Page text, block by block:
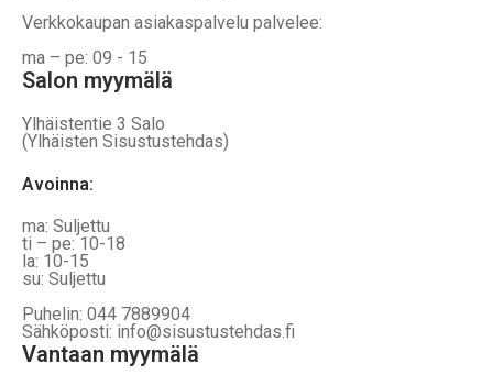
Verkkokaupan asiakaspalvelu palvelee:
ma – pe: 09 - 15
Salon myymälä
Ylhäistentie 3 Salo
(Ylhäisten Sisustustehdas)
Avoinna:
ma: Suljettu
ti – pe: 10-18
la: 10-15
su: Suljettu
Puhelin: 044 7889904
Sähköposti: info@sisustustehdas.fi
Vantaan myymälä